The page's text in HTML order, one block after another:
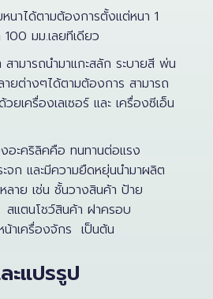
นาได้ตามต้องการตั้งแต่หนา 1
มม.เลยทีเดียว
สามารถนำมาแกะสลัก ระบายสี พ่น
ยต่างๆได้ตามต้องการ สามารถ
ยเครื่องเลเซอร์ และ เครื่องซีเอ็น
ะคริลิคคือ ทนทานต่อแรง
จก และมีความยืดหยุ่นนำมาผลิต
ลาย เช่น ชั้นวางสินค้า ป้าย
แตนโชว์สินค้า ฝาครอบ
าเครื่องจักร เป็นต้น
ะแปรรูป